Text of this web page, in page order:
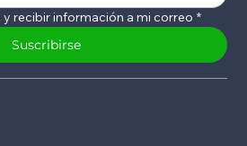
recibir información a mi correo *
Suscribirse